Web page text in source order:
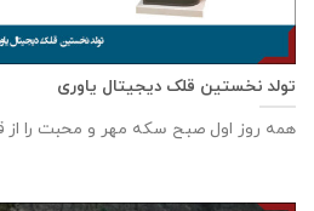
تولد نخستین قلک دیجیتال یاوری
همه روز اول صبح سكه مهر و محبت را از